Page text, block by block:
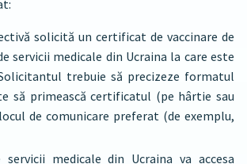
solicită un certificat de vaccinare de
servicii medicale din Ucraina la care este
trebuie să precizeze formatul
să primească certificatul (pe hârtie sau
de comunicare preferat (de exemplu,
servicii medicale din Ucraina va accesa